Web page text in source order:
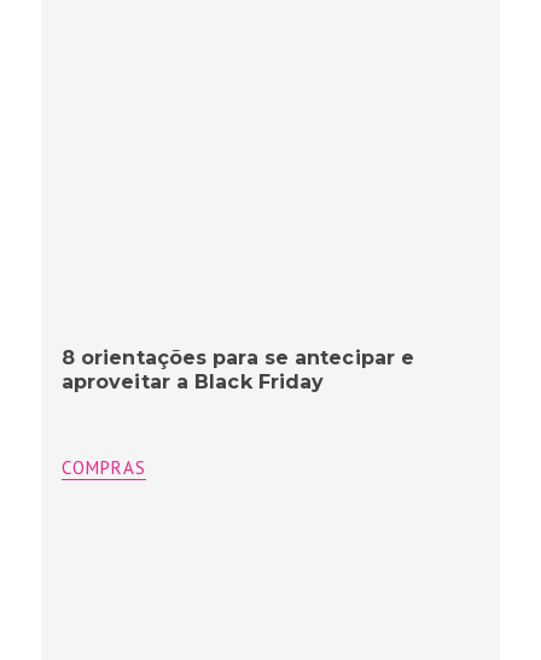
8 orientações para se antecipar e
aproveitar a Black Friday
COMPRAS